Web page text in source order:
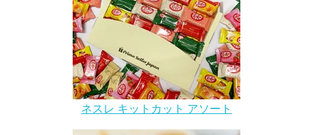
ネスレ キットカット アソート